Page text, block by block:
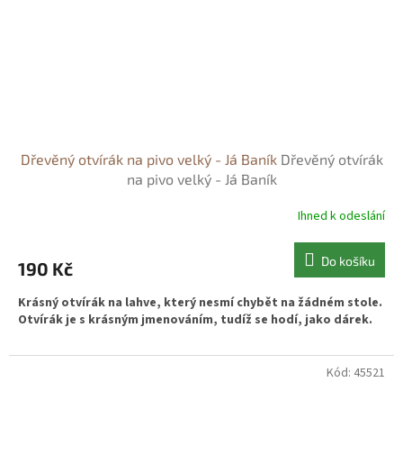
Dřevěný otvírák na pivo velký - Já Baník Dřevěný otvírák
na pivo velký - Já Baník
Ihned k odeslání
190 Kč Do košíku
Krásný otvírák na lahve, který nesmí chybět na žádném stole.
Otvírák je s krásným jmenováním, tudíž se hodí, jako dárek.
Kód: 45521